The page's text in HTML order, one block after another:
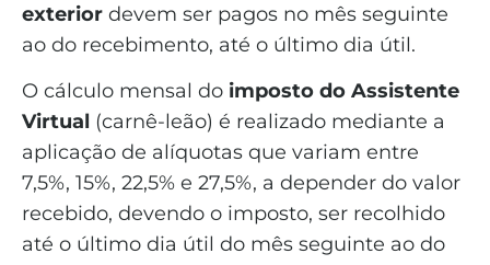
exterior devem ser pagos no mês seguinte
ao do recebimento, até o último dia útil.
O cálculo mensal do imposto do Assistente
Virtual (carnê-leão) é realizado mediante a
aplicação de alíquotas que variam entre
7,5%, 15%, 22,5% e 27,5%, a depender do valor
recebido, devendo o imposto, ser recolhido
até o último dia útil do mês seguinte ao do